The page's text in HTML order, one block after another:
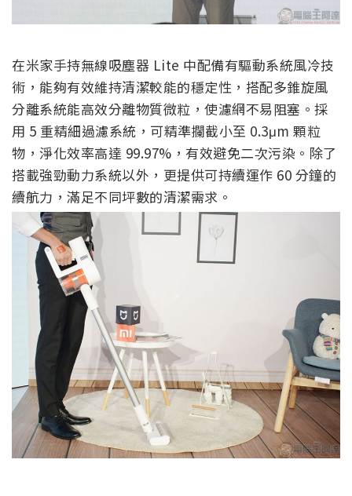
在米家手持無線吸塵器 Lite 中配備有驅動系統風冷技
術，能夠有效維持清潔較能的穩定性，搭配多錐旋風
分離系統能高效分離物質微粒，使濾網不易阻塞。採
用 5 重精細過濾系統， 可精準攔截小至 0.3μm 顆粒
物，淨化效率高達 99.97%，有效避免二次污染。除了
搭載強勁動力系統以外，更提供可持續運作 60 分鐘的
續航力，滿足不同坪數的清潔需求。